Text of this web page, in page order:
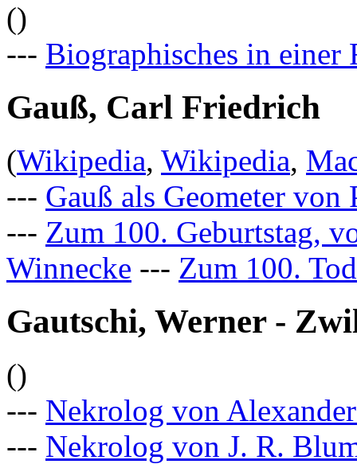
()
--- Biographisches in einer
Gauß, Carl Friedrich
(Wikipedia, Wikipedia,
--- Gauß als Geometer von
--- Zum 100. Geburtstag,
Winnecke --- Zum 100.
Gautschi, Werner -
()
--- Nekrolog von
--- Nekrolog von J. R.